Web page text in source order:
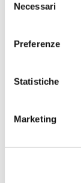
delNecessari
Preferenze
Statistiche
Marketing